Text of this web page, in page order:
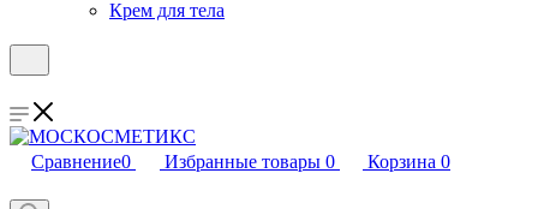
Крем для тела
Сравнение0 Избранные товары 0 Корзина 0